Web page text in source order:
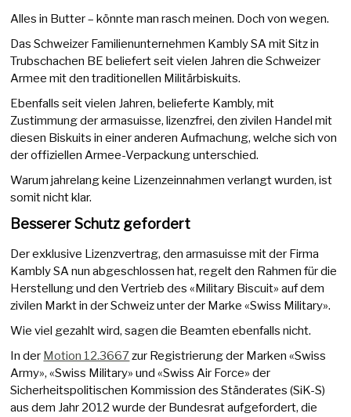
Alles in Butter – könnte man rasch meinen. Doch von wegen.
Das Schweizer Familienunternehmen Kambly SA mit Sitz in
Trubschachen BE beliefert seit vielen Jahren die Schweizer
Armee mit den traditionellen Militärbiskuits.
Ebenfalls seit vielen Jahren, belieferte Kambly, mit
Zustimmung der armasuisse, lizenzfrei, den zivilen Handel mit
diesen Biskuits in einer anderen Aufmachung, welche sich von
der offiziellen Armee-Verpackung unterschied.
Warum jahrelang keine Lizenzeinnahmen verlangt wurden, ist
somit nicht klar.
Besserer Schutz gefordert
Der exklusive Lizenzvertrag, den armasuisse mit der Firma
Kambly SA nun abgeschlossen hat, regelt den Rahmen für die
Herstellung und den Vertrieb des «Military Biscuit» auf dem
zivilen Markt in der Schweiz unter der Marke «Swiss Military».
Wie viel gezahlt wird, sagen die Beamten ebenfalls nicht.
In der Motion 12.3667zur Registrierung der Marken «Swiss
Army», «Swiss Military» und «Swiss Air Force» der
Sicherheitspolitischen Kommission des Ständerates (SiK-S)
aus dem Jahr 2012 wurde der Bundesrat aufgefordert, die